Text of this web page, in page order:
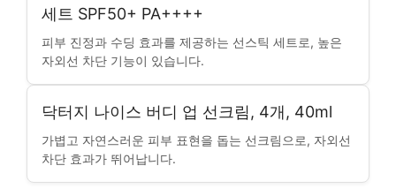
세트 SPF50+ PA++++
피부 진정과 수딩 효과를 제공하는 선스틱 세트로, 높은
자외선 차단 기능이 있습니다.
닥터지 나이스 버디 업 선크림, 4개, 40ml
가볍고 자연스러운 피부 표현을 돕는 선크림으로, 자외선
차단 효과가 뛰어납니다.